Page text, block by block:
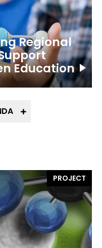
Regional
Education
PROJECT